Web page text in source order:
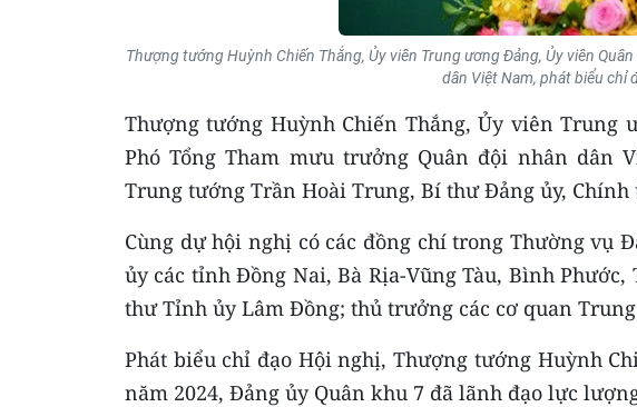
Thượng tướng Huỳnh Chiến Thắng, Ủy viên Trung ương Đảng, Ủy viên
dân Việt Nam, phát biểu chỉ
Thượng tướng Huỳnh Chiến Thắng, Ủy viên Trung
Phó Tổng Tham mưu trưởng Quân đội nhân dân
Trung tướng Trần Hoài Trung, Bí thư Đảng ủy,
Cùng dự hội nghị có các đồng chí trong Thường vụ
ủy các tỉnh Đồng Nai, Bà Rịa-Vũng Tàu, Bình
thư Tỉnh ủy Lâm Đồng; thủ trưởng các cơ quan
Phát biểu chỉ đạo Hội nghị, Thượng tướng Huỳnh
năm 2024, Đảng ủy Quân khu 7 đã lãnh đạo lực